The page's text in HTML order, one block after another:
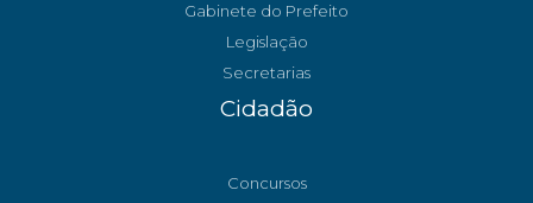
Gabinete do Prefeito
Legislação
Secretarias
Cidadão
Concursos